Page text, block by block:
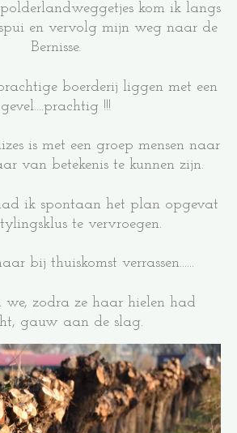
kom ik langs
en vervolg mijn weg naar de
Bernisse.
boerderij liggen met een
gevel....prachtig !!!
is met een groep mensen naar
van betekenis te kunnen zijn.
ik spontaan het plan opgevat
te vervroegen.
bij thuiskomst verrassen......
we, zodra ze haar hielen had
gauw aan de slag.